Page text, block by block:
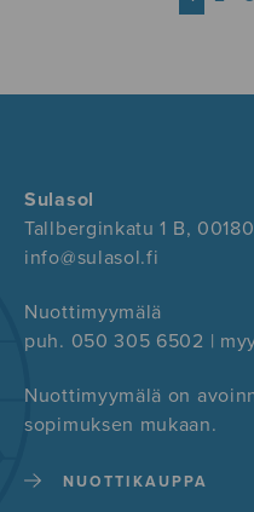
Sulasol
Tallberginkatu 1 B,
info@sulasol.fi
Nuottimyymälä
puh. 050 305 6502 |
Nuottimyymälä on
sopimuksen mukaan.
NUOTTIKAUPPA